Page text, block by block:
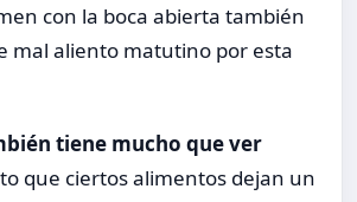
con la boca abierta también
mal aliento matutino por esta
tiene mucho que ver
que ciertos alimentos dejan un